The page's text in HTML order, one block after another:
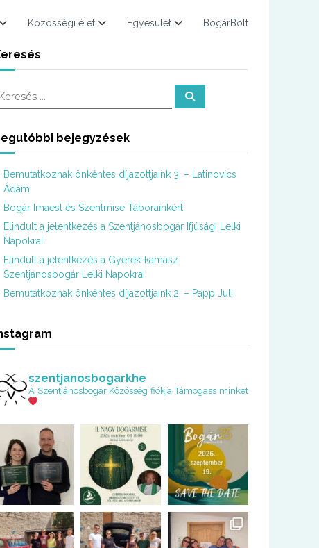
Közösségi élet Egyesület BogárBolt
K
bejegyzések
Bemutatkoznak önkéntes díjazottjaink 3. – Latinovics
Ádám
Bogár Imaest és Szentmise Táborainkért
Elindult a jelentkezés a Szentjánosbogár Ifjúsági Lelki
Napokra!
Elindult a jelentkezés a Gyerek-kamasz
Szentjánosbogár Lelki Napokra!
Bemutatkoznak önkéntes díjazottjaink 2. – Papp Juli
szentjanosbogarkhe
A Szentjánosbogár Közösség fiókja Támogass minket